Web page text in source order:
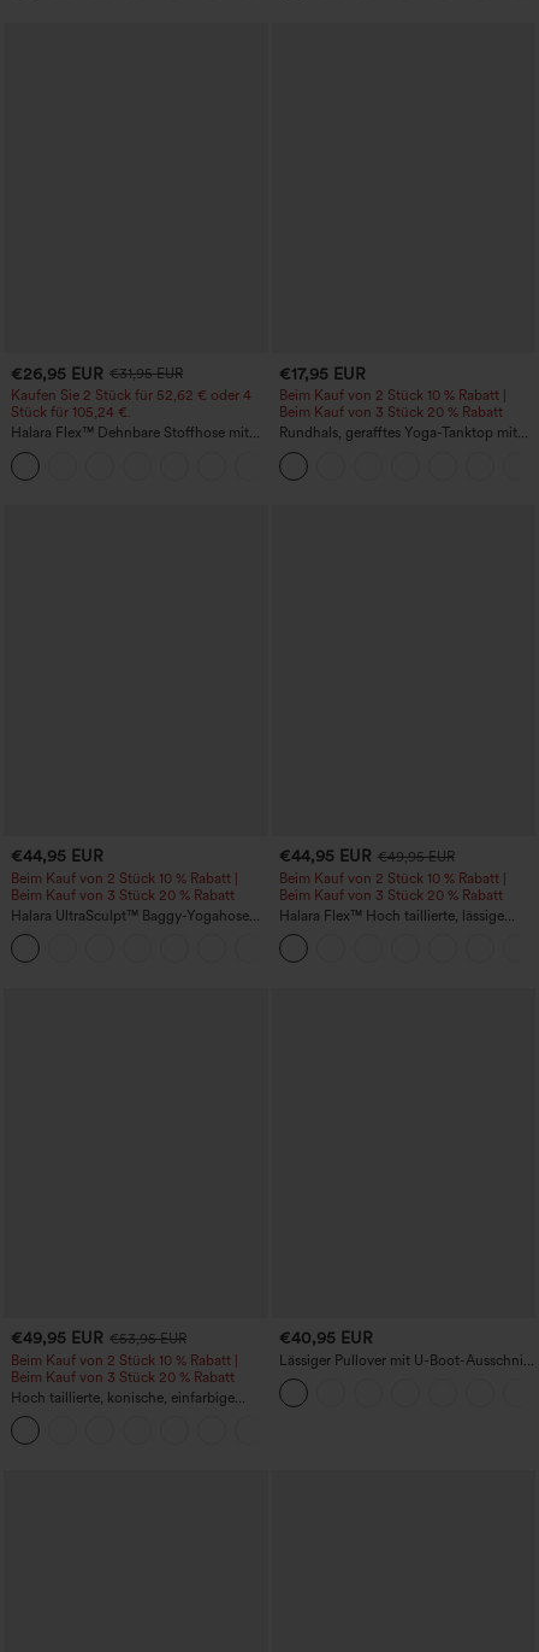
€26,95 EUR €31,95 EUR
Kaufen Sie 2 Stück für 52,62 € oder 4
Stück für 105,24 €.
Halara Flex™ Dehnbare Stoffhose mit
hohem Bund, Waffelmuster,
Seitentaschen und weitem Bein
€17,95 EUR
Beim Kauf von 2 Stück 10 % Rabatt |
Beim Kauf von 3 Stück 20 % Rabatt
Rundhals, gerafftes Yoga-Tanktop mit
Cool-Touch-Effekt – UPF50+
€44,95 EUR
Beim Kauf von 2 Stück 10 % Rabatt |
Beim Kauf von 3 Stück 20 % Rabatt
Halara UltraSculpt™ Baggy-Yogahose
mit hohem Bund, Bauchkontrolle,
Color-Block-Streifen und Taschen
€44,95 EUR €49,95 EUR
Beim Kauf von 2 Stück 10 % Rabatt |
Beim Kauf von 3 Stück 20 % Rabatt
Halara Flex™ Hoch taillierte, lässige
Jeans mit Taschen, umgekrempeltem
Saum, weitem Bein und verwaschenem
Finish
€49,95 EUR €53,95 EUR
Beim Kauf von 2 Stück 10 % Rabatt |
Beim Kauf von 3 Stück 20 % Rabatt
Hoch taillierte, konische, einfarbige
Anzughose mit Seitentaschen
€40,95 EUR
Lässiger Pullover mit U-Boot-Ausschnitt
und Fledermausärmeln.